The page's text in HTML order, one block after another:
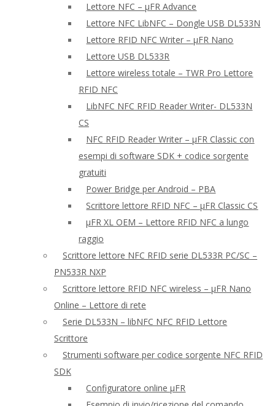
Lettore NFC – μFR Advance
Lettore NFC LibNFC – Dongle USB DL533N
Lettore RFID NFC Writer – μFR Nano
Lettore USB DL533R
Lettore wireless totale – TWR Pro Lettore
RFID NFC
LibNFC NFC RFID Reader Writer- DL533N
CS
NFC RFID Reader Writer – μFR Classic con
esempi di software SDK + codice sorgente
gratuiti
Power Bridge per Android – PBA
Scrittore lettore RFID NFC – μFR Classic CS
μFR XL OEM – Lettore RFID NFC a lungo
raggio
Scrittore lettore NFC RFID serie DL533R PC/SC –
PN533R NXP
Scrittore lettore RFID NFC wireless – μFR Nano
Online – Lettore di rete
Serie DL533N – libNFC NFC RFID Lettore
Scrittore
Strumenti software per codice sorgente NFC RFID
SDK
Configuratore online μFR